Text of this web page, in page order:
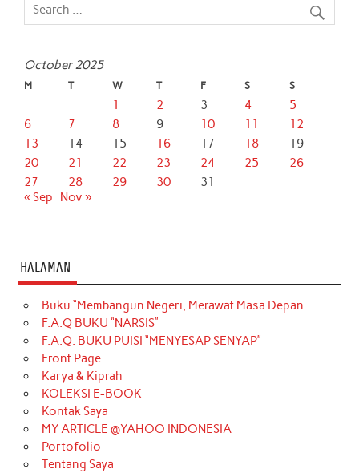
o
r
October 2025
M T W T F S S
1 2 3 4
5
6
7 8 9 10 11
12
13
14 15 16 17 18
19
20
21 22 23 24 25
26
27
28 29 30
31
« Sep
Nov »
HALAMAN
Buku “Membangun Negeri, Merawat Masa Depan
F.A.Q BUKU “NARSIS”
F.A.Q. BUKU PUISI “MENYESAP SENYAP”
Front Page
Karya & Kiprah
KOLEKSI E-BOOK
Kontak Saya
MY ARTICLE @YAHOO INDONESIA
Portofolio
Tentang Saya